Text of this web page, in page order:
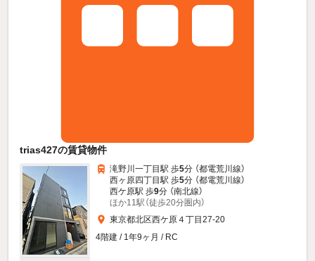
trias427の賃貸物件
滝野川一丁目駅 歩5分 （都電荒川線）
西ヶ原四丁目駅 歩5分 （都電荒川線）
西ケ原駅 歩9分 （南北線）
ほか11駅（徒歩20分圏内）
東京都北区西ケ原４丁目27-20
4階建 / 1年9ヶ月 / RC